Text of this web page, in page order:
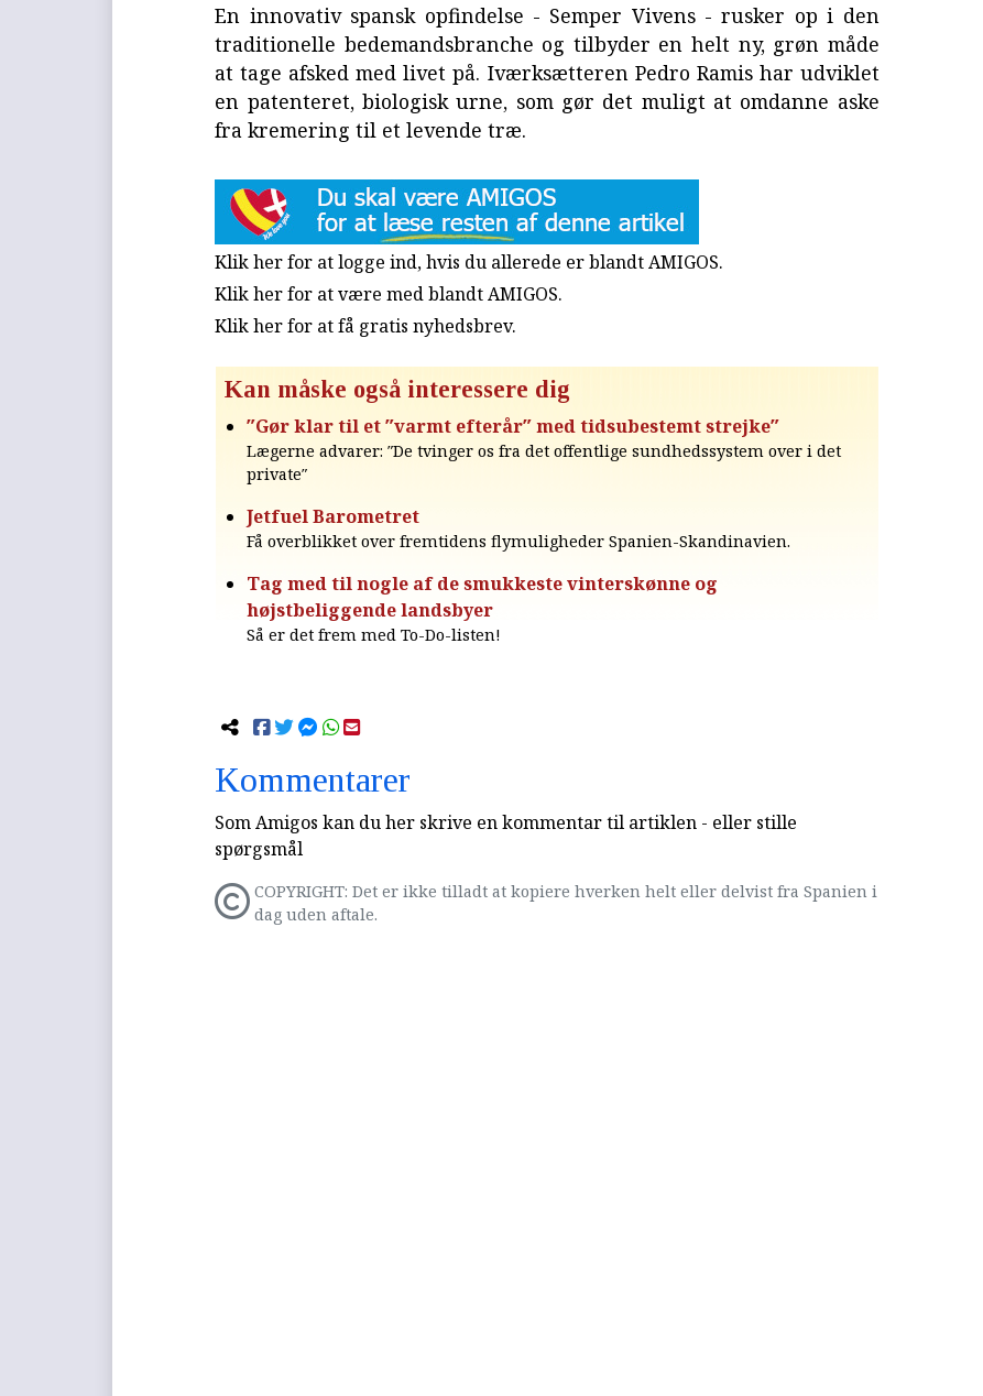
En innovativ spansk opfindelse - Semper Vivens - rusker op i den
traditionelle bedemandsbranche og tilbyder en helt ny, grøn måde
at tage afsked med livet på. Iværksætteren Pedro Ramis har udviklet
en patenteret, biologisk urne, som gør det muligt at omdanne aske
fra kremering til et levende træ.
Klik her for at logge ind, hvis du allerede er blandt AMIGOS.
Klik her for at være med blandt AMIGOS.
Klik her for at få gratis nyhedsbrev.
Kan måske også interessere dig
″Gør klar til et ″varmt efterår″ med tidsubestemt strejke″
Lægerne advarer: ″De tvinger os fra det offentlige sundhedssystem over i det
private″
Jetfuel Barometret
Få overblikket over fremtidens flymuligheder Spanien-Skandinavien.
Tag med til nogle af de smukkeste vinterskønne og
højstbeliggende landsbyer
Så er det frem med To-Do-listen!
Kommentarer
Som Amigos kan du her skrive en kommentar til artiklen - eller stille
spørgsmål
COPYRIGHT: Det er ikke tilladt at kopiere hverken helt eller delvist fra Spanien i
dag uden aftale.